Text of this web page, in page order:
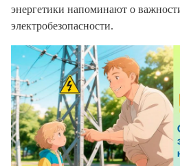
энергетики напоминают о
электробезопасности.